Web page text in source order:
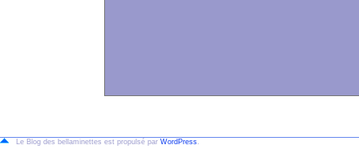
Le Blog des bellaminettes est propulsé par WordPress.